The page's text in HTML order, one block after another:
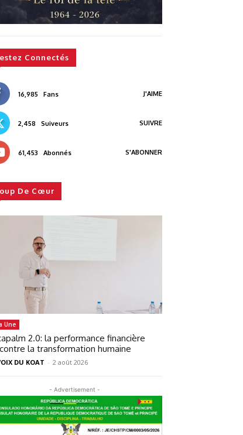
Connectés
16,985 Fans J'AIME
2,458 Suiveurs SUIVRE
61,453 Abonnés S'ABONNER
De Cœur
Une
2.0: la performance financière
la transformation humaine
DU KOAT - 2 août 2026
- Advertisement -